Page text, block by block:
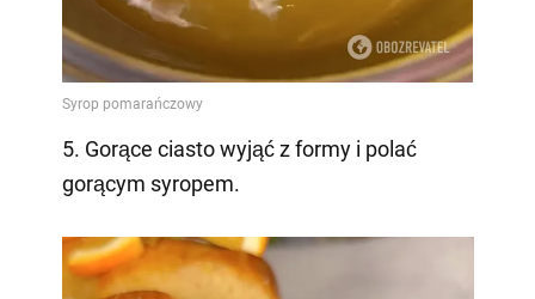
5. Gorące ciasto wyjąć z formy i polać
gorącym syropem.